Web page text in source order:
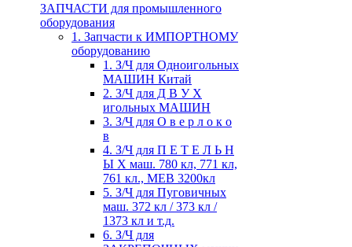
ЗАПЧАСТИ для промышленного
оборудования
1. Запчасти к ИМПОРТНОМУ
оборудованию
1. З/Ч для Одноигольных
МАШИН Китай
2. З/Ч для Д В У Х
игольных МАШИН
3. З/Ч для О в е р л о к о
в
4. З/Ч для П Е Т Е Л Ь Н
Ы Х маш. 780 кл, 771 кл,
761 кл., MEB 3200кл
5. З/Ч для Пуговичных
маш. 372 кл / 373 кл /
1373 кл и т.д.
6. З/Ч для